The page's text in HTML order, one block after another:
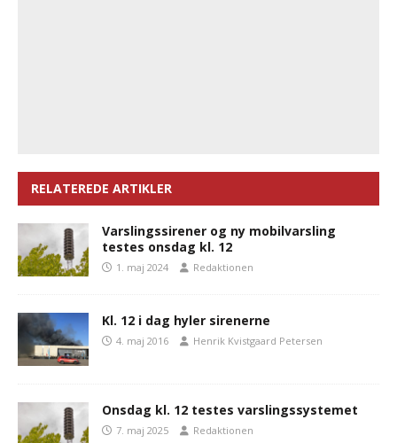
RELATEREDE ARTIKLER
Varslingssirener og ny mobilvarsling
testes onsdag kl. 12
1. maj 2024 Redaktionen
Kl. 12 i dag hyler sirenerne
4. maj 2016 Henrik Kvistgaard Petersen
Onsdag kl. 12 testes varslingssystemet
7. maj 2025 Redaktionen